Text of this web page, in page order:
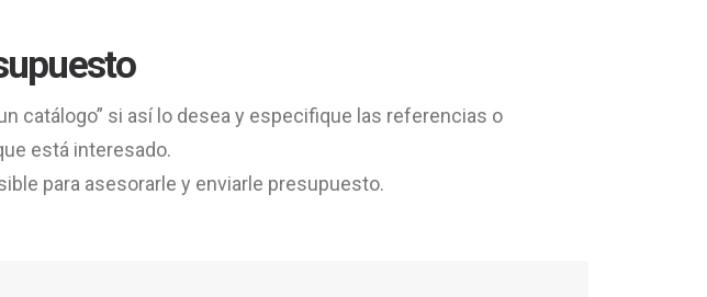
catálogo” si así lo desea y especifique las referencias o
está interesado.
para asesorarle y enviarle presupuesto.